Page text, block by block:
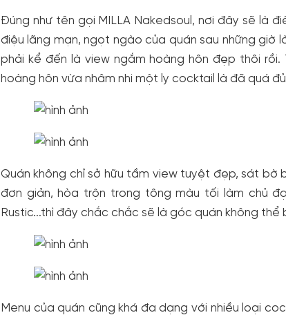
Đúng như tên gọi MILLA Nakedsoul, nơi đây sẽ là
điệu lãng mạn, ngọt ngào của quán sau những giờ
phải kể đến là view ngắm hoàng hôn đẹp thôi
hoàng hôn vừa nhâm nhi một ly cocktail là đã quá
Quán không chỉ sở hữu tầm view tuyệt đẹp, sát bờ
đơn giản, hòa trộn trong tông màu tối làm chủ
Rustic...thì đây chắc chắc sẽ là góc quán không thể
Menu của quán cũng khá đa dạng với nhiều loại